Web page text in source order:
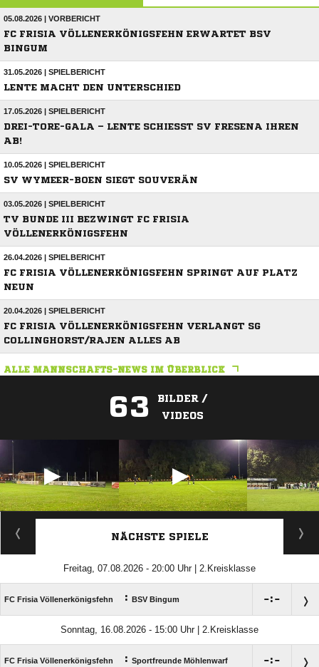
05.08.2026 | VORBERICHT
FC FRISIA VÖLLENERKÖNIGSFEHN ERWARTET BSV
BINGUM
31.05.2026 | SPIELBERICHT
LENTE MACHT DEN UNTERSCHIED
17.05.2026 | SPIELBERICHT
DREI-TORE-GALA – LENTE SCHIESST SV FRESENA IHREN A
B!
10.05.2026 | SPIELBERICHT
SV WYMEER-BOEN SIEGT SOUVERÄN
03.05.2026 | SPIELBERICHT
TV BUNDE III BEZWINGT FC FRISIA
VÖLLENERKÖNIGSFEHN
26.04.2026 | SPIELBERICHT
FC FRISIA VÖLLENERKÖNIGSFEHN SPRINGT AUF PLATZ
NEUN
20.04.2026 | SPIELBERICHT
FC FRISIA VÖLLENERKÖNIGSFEHN VERLANGT SG
COLLINGHORST/RAJEN ALLES AB
ALLE MANNSCHAFTS-NEWS IM ÜBERBLICK
63
BILDER /
VIDEOS
ANZEIGE
NÄCHSTE SPIELE
Freitag, 07.08.2026 - 20:00 Uhr | 2.Kreisklasse
FC Frisia Völlenerkönigsfehn : BSV Bingum :
Sonntag, 16.08.2026 - 15:00 Uhr | 2.Kreisklasse
FC Frisia Völlenerkönigsfehn : Sportfreunde Möhlenwarf :